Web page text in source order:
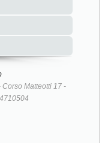
Matteotti 17 -